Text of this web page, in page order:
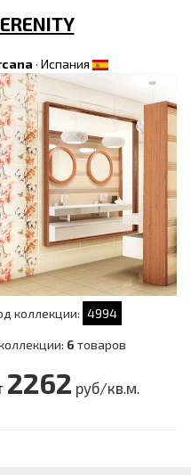
· Испания
коллекции: 4994
6 товаров
2262 руб/кв.м.